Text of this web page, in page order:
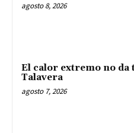
agosto 8, 2026
El calor extremo no da
Talavera
agosto 7, 2026